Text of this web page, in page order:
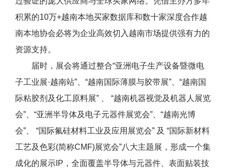
积累的10万+越南本地买家数据库和数十家深度合作越
南本地协会必将为企业高效切入越南市场提供强有力的
资源支持。
届时，展会将通过整合“亚洲电子生产设备暨微电
子工业展·越南站”、“越南国际薄膜与胶带展”、“越南国
际粘胶剂及化工原料展” 、 “越南机器视觉及机器人展览
会”、“亚洲半导体及电子元器件展览会”、“越南光博
会”、 “国际氟硅材料工业及应用展览会” 及 “国际新材料
工艺及色彩(简称CMF)展览会”八大主题展，形成一个集
成化的展示IP，全面覆盖半导体与元器件、表面贴装技